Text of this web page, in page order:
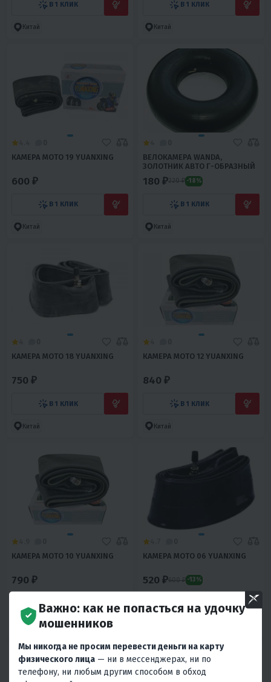
В 1 КЛИК
Китай
В 1 КЛИК
Китай
КАМЕРА МОТО 19 YUANXING
600 ₽
В 1 КЛИК
Китай
ВЕЛОКАМЕРА WANDA,
ЗОЛОТНИК АВТО Г-ОБРАЗНЫЙ
180 ₽220 ₽ -18%
В 1 КЛИК
Китай
КАМЕРА МОТО 18 YUANXING
750 ₽
В 1 КЛИК
Китай
КАМЕРА МОТО 12 YUANXING
840 ₽
В 1 КЛИК
Китай
КАМЕРА МОТО 10 YUANXING
790 ₽
Китай
КАМЕРА МОТО 06 YUANXING
520 ₽600 ₽ -13%
Важно: как не попасться на удочку
мошенников
Мы никогда не просим перевести деньги на карту
физического лица — ни в мессенджерах, ни по
телефону, ни любым другим способом в обход